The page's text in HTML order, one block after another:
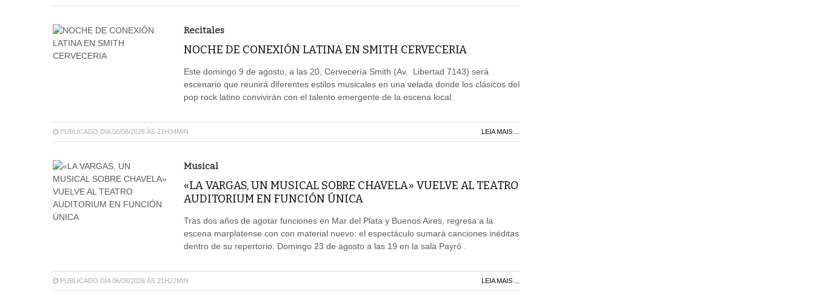
Recitales
NOCHE DE CONEXIÓN LATINA EN SMITH CERVECERIA
Este domingo 9 de agosto, a las 20, Cervecería Smith (Av. Libertad 7143) será
escenario que reunirá diferentes estilos musicales en una velada donde los clásicos del
pop rock latino convivirán con el talento emergente de la escena local.
PUBLICADO DIA 06/08/2026 ÀS 21H34MIN LEIA MAIS ...
Musical
«LA VARGAS, UN MUSICAL SOBRE CHAVELA» VUELVE AL TEATRO
AUDITORIUM EN FUNCIÓN ÚNICA
Tras dos años de agotar funciones en Mar del Plata y Buenos Aires, regresa a la
escena marplatense con con material nuevo: el espectáculo sumará canciones inéditas
dentro de su repertorio. Domingo 23 de agosto a las 19 en la sala Payró .
PUBLICADO DIA 06/08/2026 ÀS 21H27MIN LEIA MAIS ...